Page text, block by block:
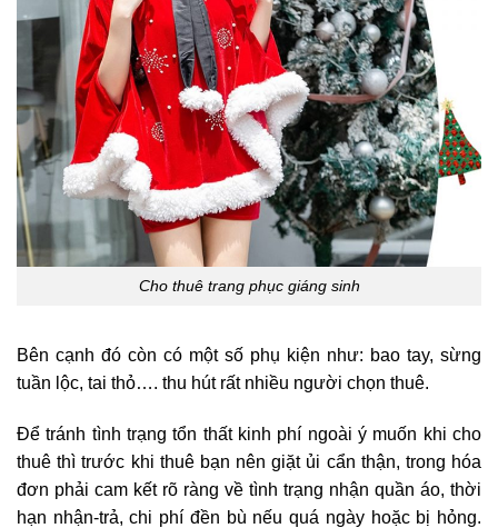
Cho thuê trang phục giáng sinh
Bên cạnh đó còn có một số phụ kiện như: bao tay, sừng
tuần lộc, tai thỏ…. thu hút rất nhiều người chọn thuê.
Để tránh tình trạng tổn thất kinh phí ngoài ý muốn khi cho
thuê thì trước khi thuê bạn nên giặt ủi cẩn thận, trong hóa
đơn phải cam kết rõ ràng về tình trạng nhận quần áo, thời
hạn nhận-trả, chi phí đền bù nếu quá ngày hoặc bị hỏng.